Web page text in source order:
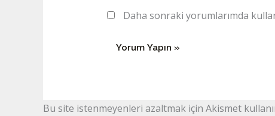
Daha sonraki yorumlarımda
Bu site istenmeyenleri azaltmak için Akismet